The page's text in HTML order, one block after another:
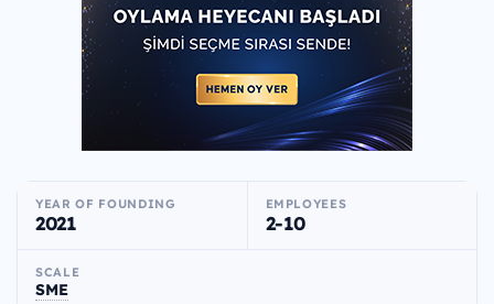
YEAR OF FOUNDING
2021
EMPLOYEES
2-10
SCALE
SME